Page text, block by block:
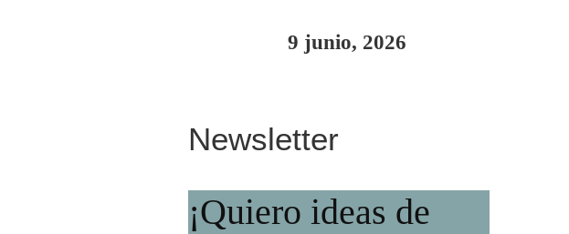
9 junio, 2026
Newsletter
¡Quiero ideas de